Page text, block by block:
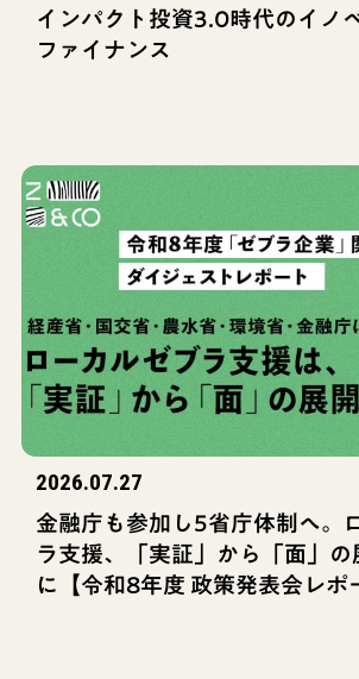
インパクト投資3.0時代のイノ
ファイナンス
2026.07.27
金融庁も参加し5省庁体制へ。
ラ支援、「実証」から「面」
に【令和8年度 政策発表会レポ